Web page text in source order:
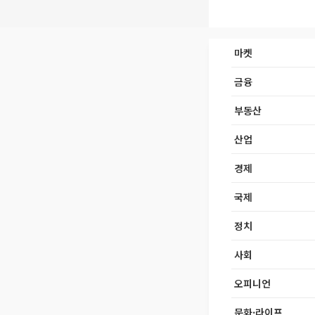
마켓
금융
부동산
산업
경제
국제
정치
사회
오피니언
문화·라이프